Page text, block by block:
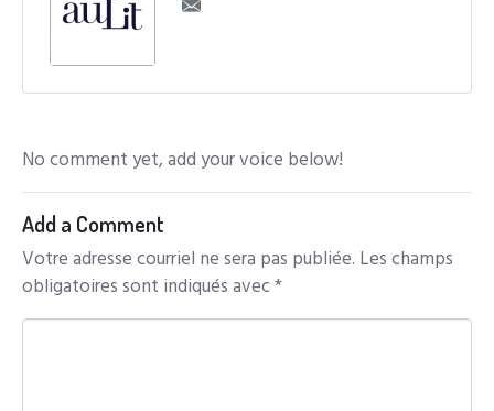
No comment yet, add your voice below!
Add a Comment
Votre adresse courriel ne sera pas publiée. Les champs
obligatoires sont indiqués avec*
C